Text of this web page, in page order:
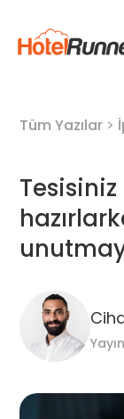
Tüm Yazılar >